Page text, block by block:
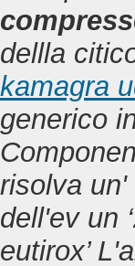
dellla
kamagra
generico
risolva
dell'ev un
eutirox’